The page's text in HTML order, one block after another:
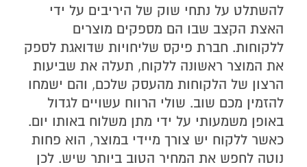
ליצירת קשר
השאירו את הפרטים ואני ניצור אתכם קשר
להשתלט על נתחי שוק של היריבים על ידי
האצת הקצב שבו הם מספקים מוצרים
ללקוחות. חברת פיקס שליחויות שדואגת לספק
את המוצר ראשונה ללקוח, תעלה את שביעות
הרצון של הלקוחות מהעסק שלכם, והם ישמחו
להזמין מכם שוב. שולי הרווח עשויים לגדול
באופן משמעותי על ידי מתן משלוח באותו יום.
כאשר ללקוח יש צורך מיידי במוצר, הוא פחות
נוטה לחפש את המחיר הטוב ביותר שיש. לכן